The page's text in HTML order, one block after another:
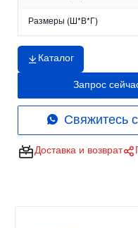
Размеры (Ш*В*Г)
Каталог
Запрос
Свяжитесь
Доставка и возврат